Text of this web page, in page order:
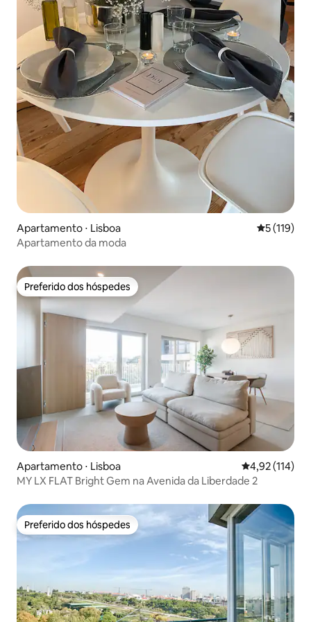
Apartamento ⋅ Lisboa 5 de uma
5 (119)
Apartamento da moda
Preferido dos hóspedes
Preferido dos hóspedes
Apartamento ⋅ Lisboa 4,92 de uma
4,92 (114)
MY LX FLAT Bright Gem na Avenida da Liberdade 2
Preferido dos hóspedes
Preferido dos hóspedes